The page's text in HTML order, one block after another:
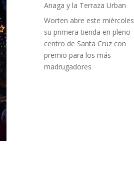
Anaga y la Terraza Urban
Worten abre este miércoles
su primera tienda en pleno
centro de Santa Cruz con
premio para los más
madrugadores